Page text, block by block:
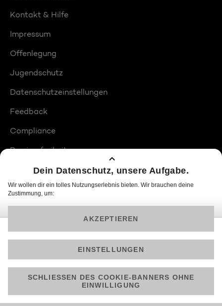
Kontakt & Hilfe
Impressum
Offenlegung
Jugendschutz
Datenschutzeinstellungen
Feedback
Compliance
Barrierefreiheit
Produktplatzierungen